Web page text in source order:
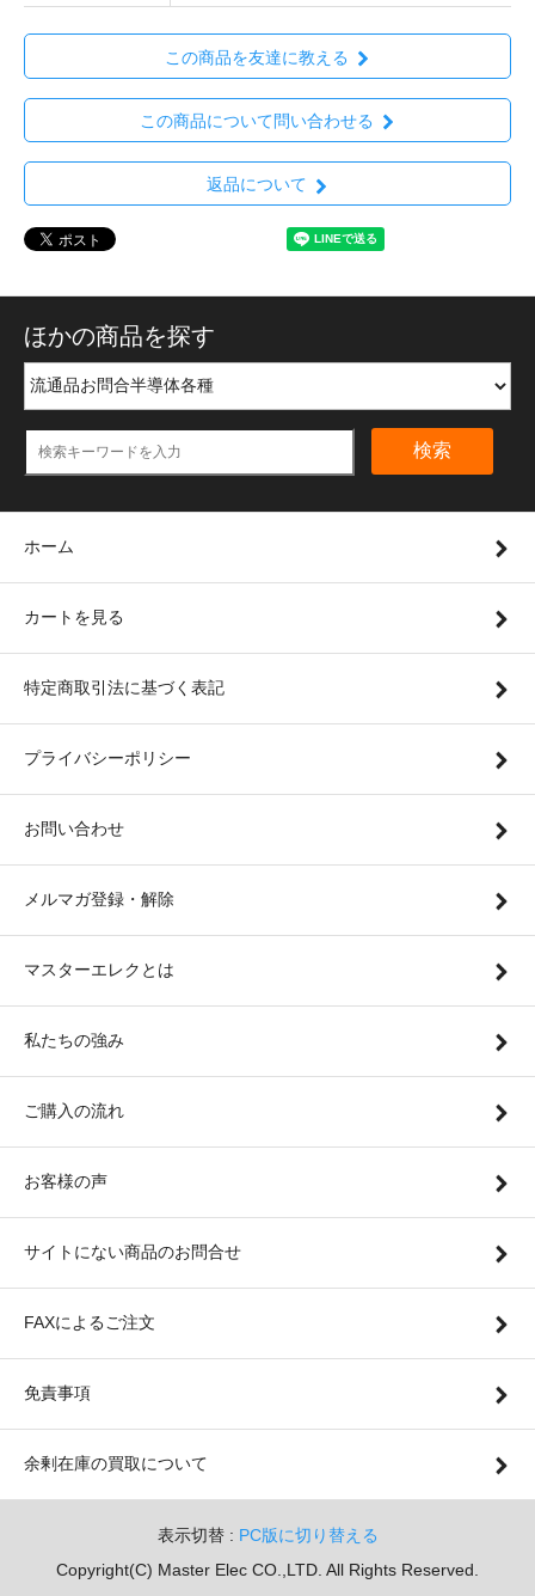
この商品を友達に教える
この商品について問い合わせる
返品について
ほかの商品を探す
検索
ホーム
カートを見る
特定商取引法に基づく表記
プライバシーポリシー
お問い合わせ
メルマガ登録・解除
マスターエレクとは
私たちの強み
ご購入の流れ
お客様の声
サイトにない商品のお問合せ
FAXによるご注文
免責事項
余剰在庫の買取について
表示切替 : PC版に切り替える
Copyright(C) Master Elec CO.,LTD. All Rights Reserved.